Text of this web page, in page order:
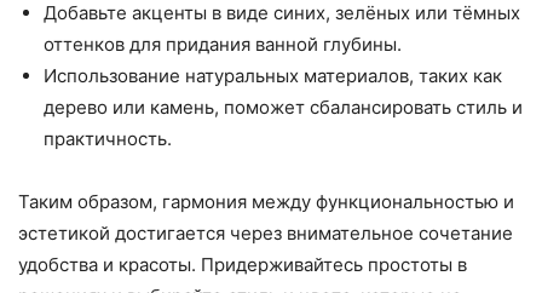
Добавьте акценты в виде синих, зелёных или тёмных
оттенков для придания ванной глубины.
Использование натуральных материалов, таких как
дерево или камень, поможет сбалансировать стиль и
практичность.
Таким образом, гармония между функциональностью и
эстетикой достигается через внимательное сочетание
удобства и красоты. Придерживайтесь простоты в